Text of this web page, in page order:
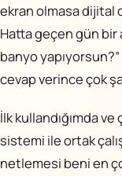
ekran olmasa dijital
Hatta geçen gün bir
banyo
cevap verince çok
İlk kullandığımda
sistemi ile ortak
netlemesi beni en